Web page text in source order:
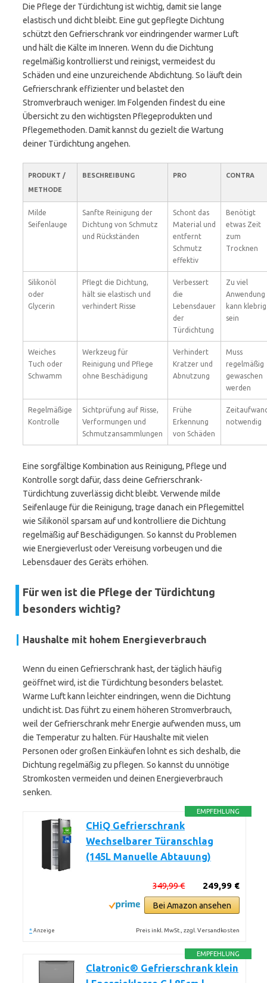
Die Pflege der Türdichtung ist wichtig, damit sie lange
elastisch und dicht bleibt. Eine gut gepflegte Dichtung
schützt den Gefrierschrank vor eindringender warmer Luft
und hält die Kälte im Inneren. Wenn du die Dichtung
regelmäßig kontrollierst und reinigst, vermeidest du
Schäden und eine unzureichende Abdichtung. So läuft dein
Gefrierschrank effizienter und belastet den
Stromverbrauch weniger. Im Folgenden findest du eine
Übersicht zu den wichtigsten Pflegeprodukten und
Pflegemethoden. Damit kannst du gezielt die Wartung
deiner Türdichtung angehen.
PRODUKT /
METHODE
BESCHREIBUNG PRO CONTRA
Milde
Seifenlauge
Sanfte Reinigung der
Dichtung von Schmutz
und Rückständen
Schont das
Material und
entfernt
Schmutz
effektiv
Benötigt
etwas Zeit
zum
Trocknen
Silikonöl
oder
Glycerin
Pflegt die Dichtung,
hält sie elastisch und
verhindert Risse
Verbessert
die
Lebensdauer
der
Türdichtung
Zu viel
Anwendung
kann klebrig
sein
Weiches
Tuch oder
Schwamm
Werkzeug für
Reinigung und Pflege
ohne Beschädigung
Verhindert
Kratzer und
Abnutzung
Muss
regelmäßig
gewaschen
werden
Regelmäßige
Kontrolle
Sichtprüfung auf Risse,
Verformungen und
Schmutzansammlungen
Frühe
Erkennung
von Schäden
notwendig
Eine sorgfältige Kombination aus Reinigung, Pflege und
Kontrolle sorgt dafür, dass deine Gefrierschrank-
Türdichtung zuverlässig dicht bleibt. Verwende milde
Seifenlauge für die Reinigung, trage danach ein Pflegemittel
wie Silikonöl sparsam auf und kontrolliere die Dichtung
regelmäßig auf Beschädigungen. So kannst du Problemen
wie Energieverlust oder Vereisung vorbeugen und die
Lebensdauer des Geräts erhöhen.
Für wen ist die Pflege der Türdichtung
besonders wichtig?
Haushalte mit hohem Energieverbrauch
Wenn du einen Gefrierschrank hast, der täglich häufig
geöffnet wird, ist die Türdichtung besonders belastet.
Warme Luft kann leichter eindringen, wenn die Dichtung
undicht ist. Das führt zu einem höheren Stromverbrauch,
weil der Gefrierschrank mehr Energie aufwenden muss, um
die Temperatur zu halten. Für Haushalte mit vielen
Personen oder großen Einkäufen lohnt es sich deshalb, die
Dichtung regelmäßig zu pflegen. So kannst du unnötige
Stromkosten vermeiden und deinen Energieverbrauch
senken.
EMPFEHLUNG
CHiQ Gefrierschrank
Wechselbarer Türanschlag
(145L Manuelle Abtauung)
249,99 €
349,99 €
Bei Amazon ansehen
* Anzeige Preis inkl. MwSt., zzgl. Versandkosten
EMPFEHLUNG
Clatronic® Gefrierschrank klein